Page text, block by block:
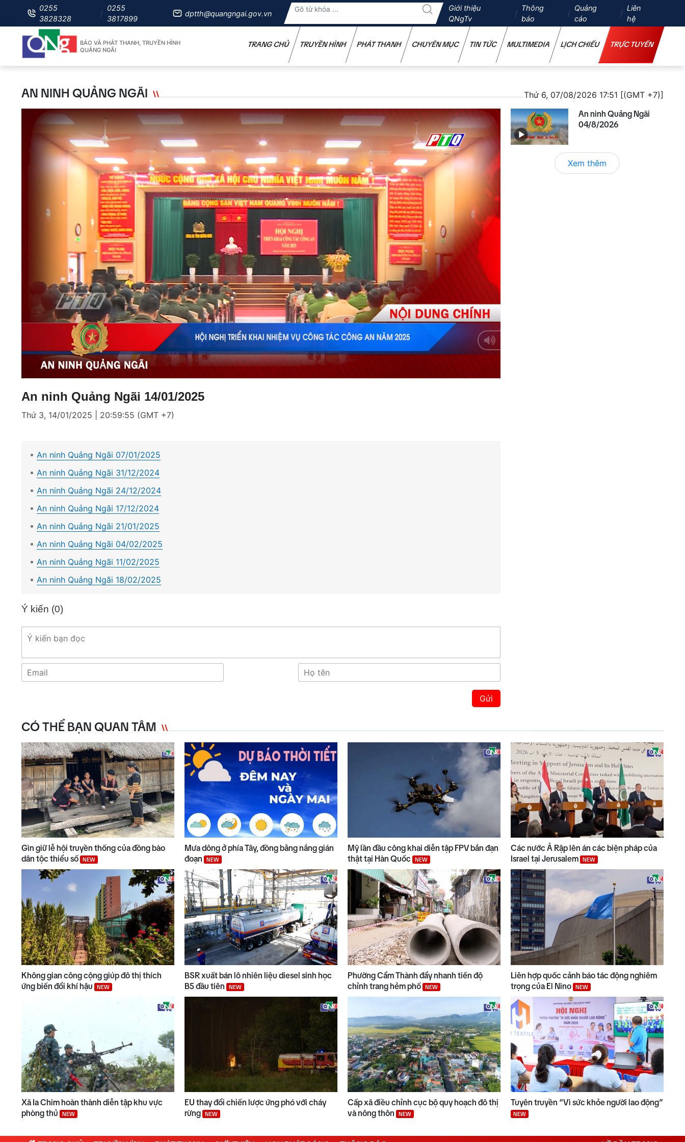
0255
3828328
0255
3817899
dptth@quangngai.gov.vn
Giới thiệu
QNgTv
Thông
báo
Quảng
cáo
Liên
hệ
BÁO VÀ PHÁT THANH, TRUYỀN HÌNH
QUẢNG NGÃI
TRANG CHỦ TRUYỀN HÌNH PHÁT THANH CHUYÊN MỤC TIN TỨC MULTIMEDIA LỊCH CHIẾU TRỰC TUYẾN
AN NINH QUẢNG NGÃI Thứ 6, 07/08/2026 17:51 [(GMT +7)]
Mute Loaded:
4.07%
An ninh Quảng Ngãi 14/01/2025
Thứ 3, 14/01/2025 | 20:59:55 (GMT +7)
An ninh Quảng Ngãi 07/01/2025
An ninh Quảng Ngãi 31/12/2024
An ninh Quảng Ngãi 24/12/2024
An ninh Quảng Ngãi 17/12/2024
An ninh Quảng Ngãi 21/01/2025
An ninh Quảng Ngãi 04/02/2025
An ninh Quảng Ngãi 11/02/2025
An ninh Quảng Ngãi 18/02/2025
Ý kiến (0)
Gửi
An ninh Quảng Ngãi
04/8/2026
Xem thêm
CÓ THỂ BẠN QUAN TÂM
Gìn giữ lễ hội truyền thống của đồng bào
dân tộc thiểu số
NEW
Mưa dông ở phía Tây, đồng bằng nắng gián
đoạn
NEW
Mỹ lần đầu công khai diễn tập FPV bắn đạn
thật tại Hàn Quốc
NEW
Các nước Ả Rập lên án các biện pháp của
Israel tại Jerusalem
NEW
Không gian công cộng giúp đô thị thích
ứng biến đổi khí hậu
NEW
BSR xuất bán lô nhiên liệu diesel sinh học
B5 đầu tiên
NEW
Phường Cẩm Thành đẩy nhanh tiến độ
chỉnh trang hẻm phố
NEW
Liên hợp quốc cảnh báo tác động nghiêm
trọng của El Nino
NEW
Xã Ia Chim hoàn thành diễn tập khu vực
phòng thủ
NEW
EU thay đổi chiến lược ứng phó với cháy
rừng
NEW
Cấp xã điều chỉnh cục bộ quy hoạch đô thị
và nông thôn
NEW
Tuyên truyền “Vì sức khỏe người lao động”
NEW